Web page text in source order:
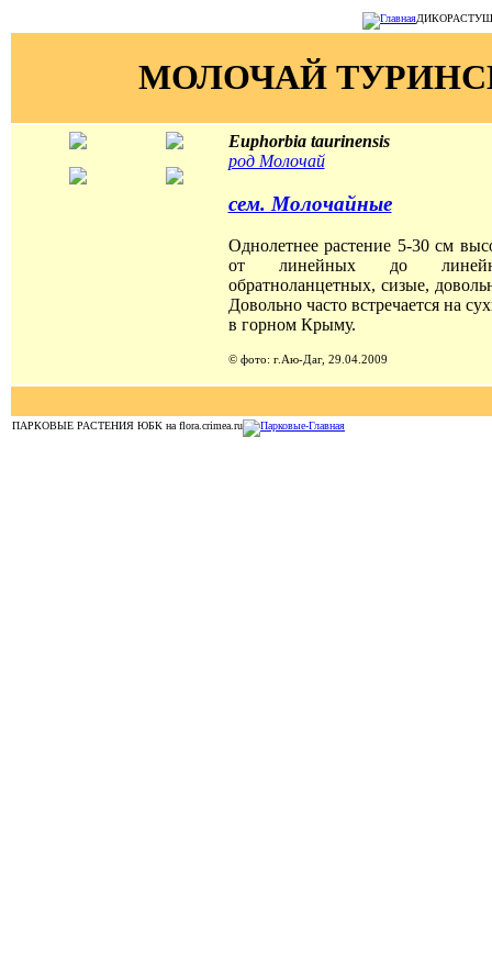
МОЛОЧАЙ
Euphorbia taurinensis
род Молочай
сем. Молочайные
Однолетнее растение 5-30 см
от линейных до
обратноланцетных, сизые,
Довольно часто встречается на
в горном Крыму.
© фото: г.Аю-Даг, 29.04.2009
ПАРКОВЫЕ РАСТЕНИЯ ЮБК на flora.crimea.ru